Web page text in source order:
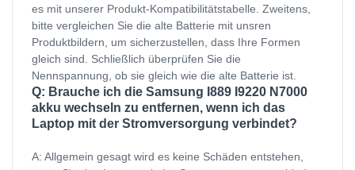
es mit unserer Produkt-Kompatibilitätstabelle. Zweitens,
bitte vergleichen Sie die alte Batterie mit unsren
Produktbildern, um sicherzustellen, dass Ihre Formen
gleich sind. Schließlich überprüfen Sie die
Nennspannung, ob sie gleich wie die alte Batterie ist.
Q: Brauche ich die Samsung I889 I9220 N7000
akku wechseln zu entfernen, wenn ich das
Laptop mit der Stromversorgung verbindet?
A: Allgemein gesagt wird es keine Schäden entstehen,